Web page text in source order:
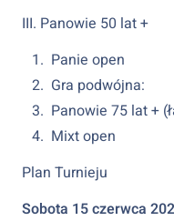
III. Panowie 50 lat +
Panie open
Gra podwójna:
Panowie 75 lat +
Mixt open
Plan Turnieju
Sobota 15 czerwca